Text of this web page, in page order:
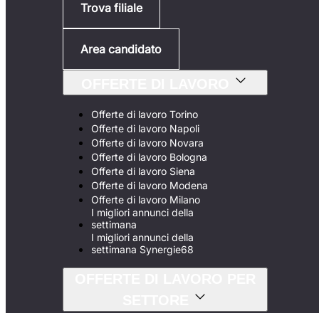
Trova filiale
Area candidato
Offerte di lavoro Torino
Offerte di lavoro Napoli
Offerte di lavoro Novara
Offerte di lavoro Bologna
Offerte di lavoro Siena
Offerte di lavoro Modena
Offerte di lavoro Milano
I migliori annunci della
settimana
I migliori annunci della
settimana Synergie68